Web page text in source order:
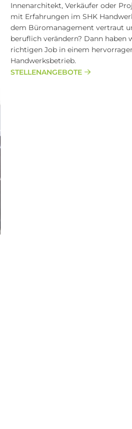
Innenarchitekt, Verkäufer oder
mit Erfahrungen im SHK
dem Büromanagement vertraut
beruflich verändern? Dann haben
richtigen Job in einem
Handwerksbetrieb.
STELLENANGEBOTE